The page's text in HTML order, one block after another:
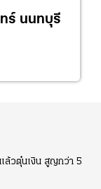
ร์ นนทบุรี
ล้วตุ๋นเงิน สูญกว่า 5